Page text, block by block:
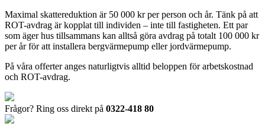
Maximal skattereduktion är 50 000 kr per person och år. Tänk på att
ROT-avdrag är kopplat till individen – inte till fastigheten. Ett par
som äger hus tillsammans kan alltså göra avdrag på totalt 100 000 kr
per år för att installera bergvärmepump eller jordvärmepump.
På våra offerter anges naturligtvis alltid beloppen för arbetskostnad
och ROT-avdrag.
Frågor? Ring oss direkt på 0322-418 80